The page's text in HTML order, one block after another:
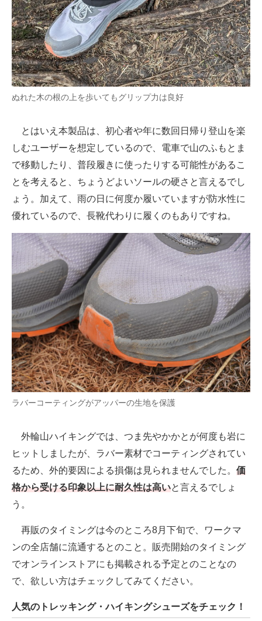
ぬれた木の根の上を歩いてもグリップ力は良好
とはいえ本製品は、初心者や年に数回日帰り登山を楽
しむユーザーを想定しているので、電車で山のふもとま
で移動したり、普段履きに使ったりする可能性があるこ
とを考えると、ちょうどよいソールの硬さと言えるでし
ょう。加えて、雨の日に何度か履いていますが防水性に
優れているので、長靴代わりに履くのもありですね。
ラバーコーティングがアッパーの生地を保護
外輪山ハイキングでは、つま先やかかとが何度も岩に
ヒットしましたが、ラバー素材でコーティングされてい
るため、外的要因による損傷は見られませんでした。 価
格から受ける印象以上に耐久性は高いと言えるでしょ
う。
再販のタイミングは今のところ8月下旬で、ワークマ
ンの全店舗に流通するとのこと。販売開始のタイミング
でオンラインストアにも掲載される予定とのことなの
で、欲しい方はチェックしてみてください。
人気のトレッキング・ハイキングシューズをチェック！